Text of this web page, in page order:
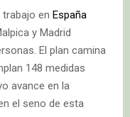
en España
y Madrid
El plan camina
148 medidas
avance en la
el seno de esta